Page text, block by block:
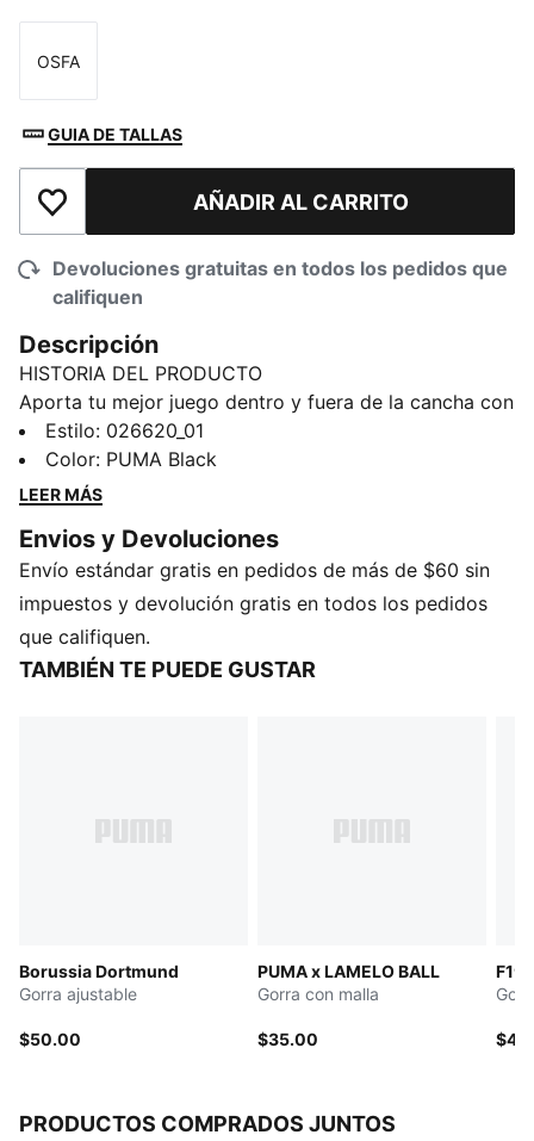
Talla
OSFA
GUIA DE TALLAS
Añadir a la lista de deseosAÑADIR AL CARRITO
Devoluciones gratuitas en todos los pedidos que
califiquen
Descripción
HISTORIA DEL PRODUCTO
Aporta tu mejor juego dentro y fuera de la cancha con
nuestra gama de accesorios de baloncesto. Artículos
básicos como gorras y mochilas se renuevan con
detalles inspirados en nuestra pasión por el futbol. Ya
para el día a día, estas prendas están aquí para
marcar la diferencia.
CARACTERÍSTICAS Y BENEFICIOS
Producto fabricado con al menos un 20 % de
materiales reciclados
Estilo: 026620_01
Color: PUMA Black
LEER MÁS
Envios y Devoluciones
Envío estándar gratis en pedidos de más de $60 sin
impuestos y devolución gratis en todos los pedidos
que califiquen.
TAMBIÉN TE PUEDE GUSTAR
Borussia Dortmund
Gorra ajustable
$50.00
PUMA x LAMELO BALL
Gorra con malla
$35.00
F1®
PRODUCTOS COMPRADOS JUNTOS